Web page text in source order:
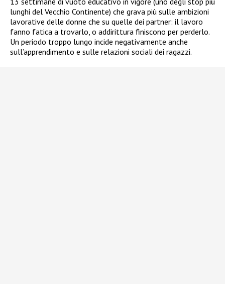
lunghi del Vecchio Continente) che grava più sulle ambizioni
lavorative delle donne che su quelle dei partner: il lavoro
fanno fatica a trovarlo, o addirittura finiscono per perderlo.
Un periodo troppo lungo incide negativamente anche
sull’apprendimento e sulle relazioni sociali dei ragazzi.